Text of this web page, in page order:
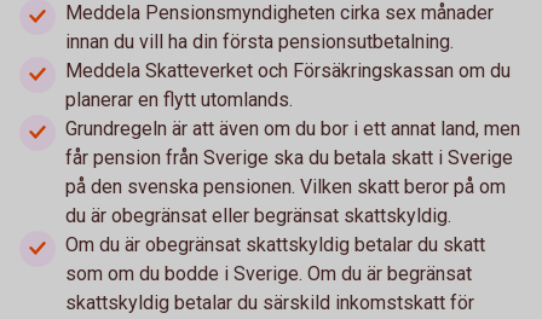
Meddela Pensionsmyndigheten cirka sex månader
innan du vill ha din första pensionsutbetalning.
Meddela Skatteverket och Försäkringskassan om du
planerar en flytt utomlands.
Grundregeln är att även om du bor i ett annat land, men
får pension från Sverige ska du betala skatt i Sverige
på den svenska pensionen. Vilken skatt beror på om
du är obegränsat eller begränsat skattskyldig.
Om du är obegränsat skattskyldig betalar du skatt
som om du bodde i Sverige. Om du är begränsat
skattskyldig betalar du särskild inkomstskatt för